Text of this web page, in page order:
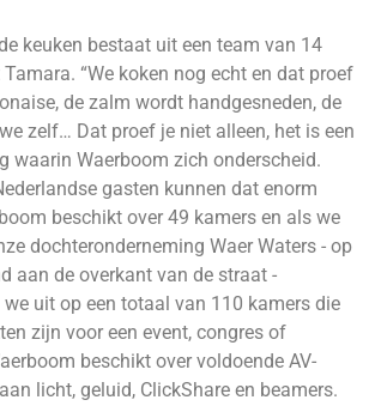
keuken bestaat uit een team van 14
Tamara. “We koken nog echt en dat proef
de zalm wordt handgesneden, de
zelf… Dat proef je niet alleen, het is een
waarin Waerboom zich onderscheid.
gasten kunnen dat enorm
beschikt over 49 kamers en als we
dochteronderneming Waer Waters - op
aan de overkant van de straat -
uit op een totaal van 110 kamers die
zijn voor een event, congres of
beschikt over voldoende AV-
licht, geluid, ClickShare en beamers.